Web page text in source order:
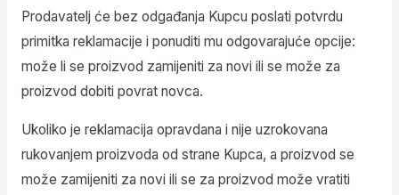
Prodavatelj će bez odgađanja Kupcu poslati potvrdu
primitka reklamacije i ponuditi mu odgovarajuće opcije:
može li se proizvod zamijeniti za novi ili se može za
proizvod dobiti povrat novca.
Ukoliko je reklamacija opravdana i nije uzrokovana
rukovanjem proizvoda od strane Kupca, a proizvod se
može zamijeniti za novi ili se za proizvod može vratiti